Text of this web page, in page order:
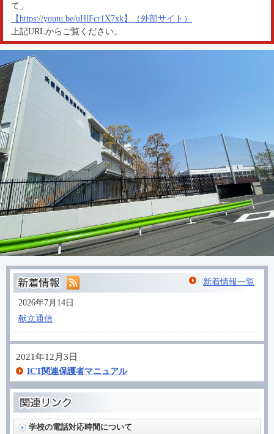
て」
【https://youtu.be/uHlFcr1X7xk】（外部サイト）
上記URLからご覧ください。
新着情報一覧
2026年7月14日
献立通信
2021年12月3日
ICT関連保護者マニュアル
学校の電話対応時間について